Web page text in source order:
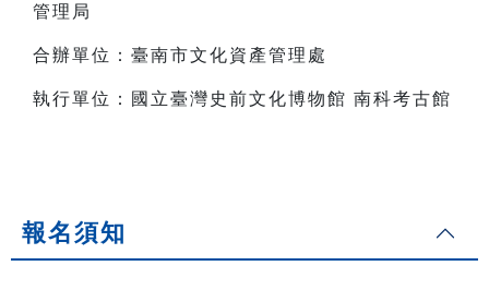
管理局
合辦單位：臺南市文化資產管理處
執行單位：國立臺灣史前文化博物館 南科考古館
報名須知